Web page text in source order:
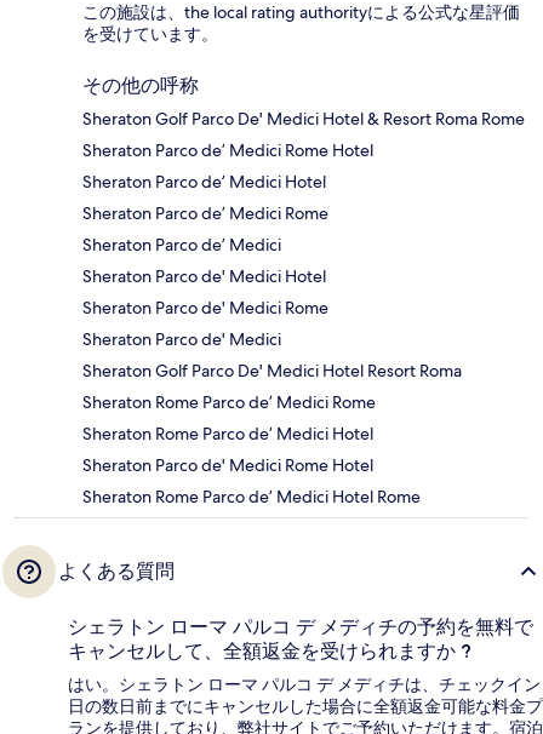
この施設は、the local rating authorityによる公式な星評価
を受けています。
その他の呼称
Sheraton Golf Parco De' Medici Hotel & Resort Roma Rome
Sheraton Parco de’ Medici Rome Hotel
Sheraton Parco de’ Medici Hotel
Sheraton Parco de’ Medici Rome
Sheraton Parco de’ Medici
Sheraton Parco de' Medici Hotel
Sheraton Parco de' Medici Rome
Sheraton Parco de' Medici
Sheraton Golf Parco De' Medici Hotel Resort Roma
Sheraton Rome Parco de’ Medici Rome
Sheraton Rome Parco de’ Medici Hotel
Sheraton Parco de' Medici Rome Hotel
Sheraton Rome Parco de’ Medici Hotel Rome
よくある質問
シェラトン ローマ パルコ デ メディチの予約を無料で
キャンセルして、全額返金を受けられますか ?
はい。シェラトン ローマ パルコ デ メディチは、チェックイン
日の数日前までにキャンセルした場合に全額返金可能な料金プ
ランを提供しており、弊社サイトでご予約いただけます。宿泊